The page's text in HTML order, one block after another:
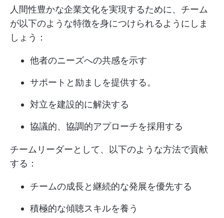
人間性豊かな企業文化を実現するために、チーム
が以下のような特徴を身につけられるようにしま
しょう：
他者のニーズへの共感を示す
サポートと励ましを提供する。
対立を建設的に解決する
協議的、協調的アプローチを採用する
チームリーダーとして、以下のような方法で貢献
する：
チームの成長と継続的な発展を優先する
積極的な傾聴スキルを養う